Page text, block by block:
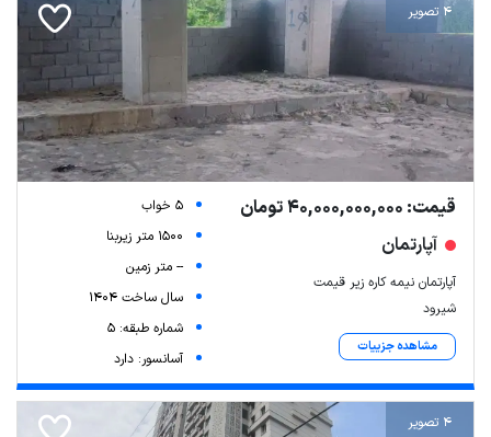
4 تصویر
قیمت: 40,000,000,000 تومان
آپارتمان
آپارتمان نیمه کاره زیر قیمت
شیرود
مشاهده جزییات
5 خواب
1500 متر زیربنا
-- متر زمین
سال ساخت 1404
شماره طبقه: 5
آسانسور: دارد
4 تصویر